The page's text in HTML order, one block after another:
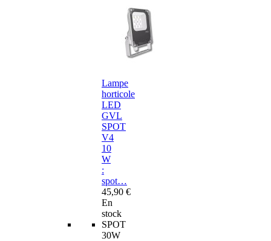
Lampe
horticole
LED
GVL
SPOT
V4
10
W
:
spot…
45,90 €
En
stock
SPOT
30W